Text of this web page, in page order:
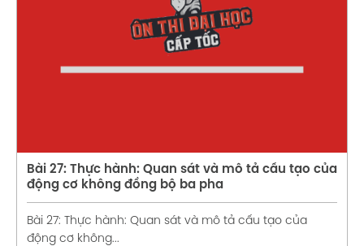
Xem chi tiết
Bài 27: Thực hành: Quan sát và mô tả cấu tạo của
động cơ không đồng bộ ba pha
Bài 27: Thực hành: Quan sát và mô tả cấu tạo của
động cơ không...